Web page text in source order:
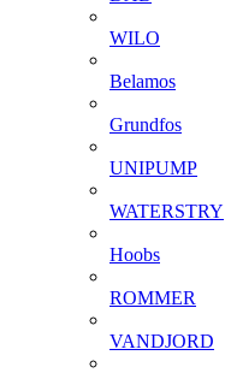
WILO
Belamos
Grundfos
UNIPUMP
WATERSTRY
Hoobs
ROMMER
VANDJORD